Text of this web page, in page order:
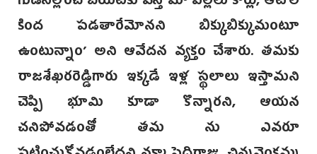
కింద పడతారేమోనని బిక్కుబిక్కుమంటూ
ఉంటున్నాం’ అని ఆవేదన వ్యక్తం చేశారు. తమకు
రాజశేఖరరెడ్డిగారు ఇక్కడే ఇళ్ల స్థలాలు ఇస్తామని
చెప్పి భూమి కూడా కొన్నారని, ఆయన
చనిపోవడంతో తమ ను ఎవరూ